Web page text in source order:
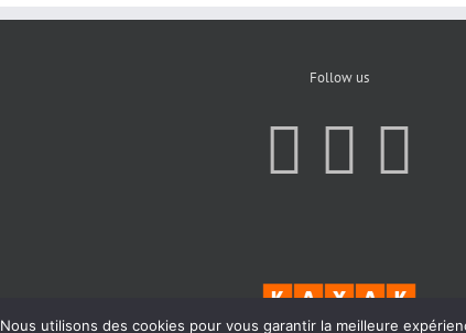
Follow us
Nous utilisons des cookies pour vous garantir la meilleure